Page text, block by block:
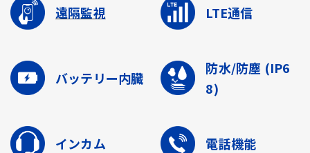
遠隔監視 LTE通信
バッテリー内臓
防水/防塵 (IP6
8)
インカム 電話機能